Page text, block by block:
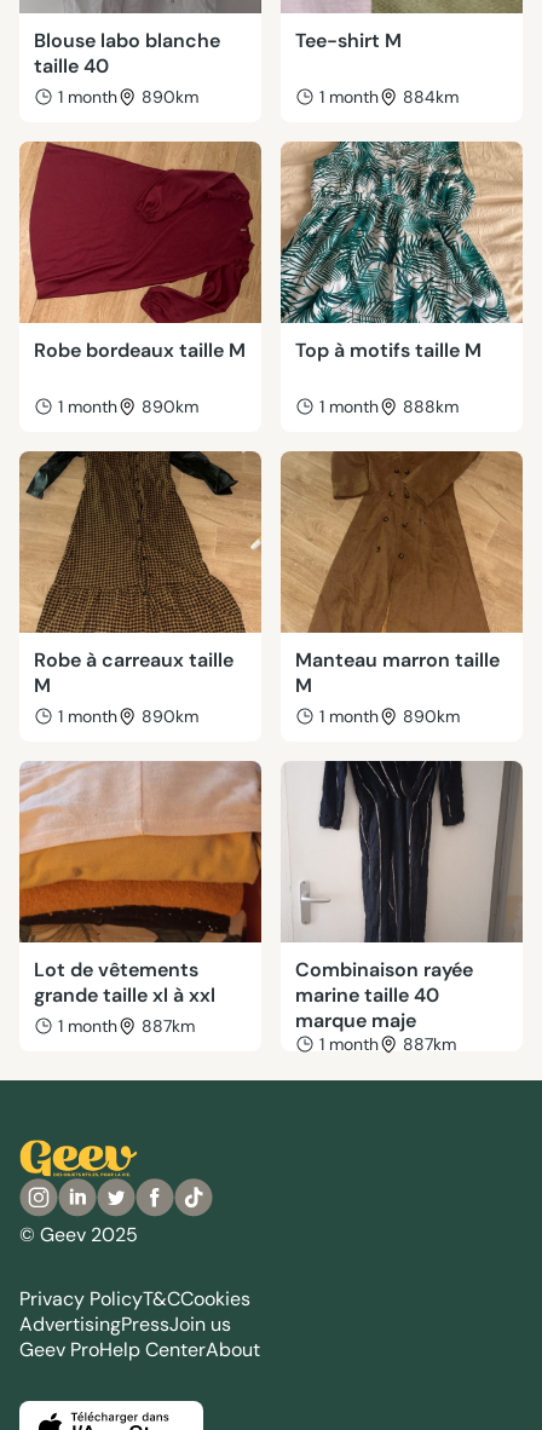
Blouse labo blanche
taille 40
1 month 890km
Tee-shirt M
1 month 884km
Robe bordeaux taille M
1 month 890km
Top à motifs taille M
1 month 888km
Robe à carreaux taille
M
1 month 890km
Manteau marron taille
M
1 month 890km
Lot de vêtements
grande taille xl à xxl
1 month 887km
Combinaison rayée
marine taille 40
marque maje
1 month 887km
© Geev 2025
Privacy PolicyT&CCookies
AdvertisingPressJoin us
Geev ProHelp CenterAbout